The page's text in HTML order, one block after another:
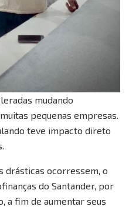
mudando
pequenas empresas.
teve impacto direto
drásticas ocorressem, o
do Santander, por
a fim de aumentar seus